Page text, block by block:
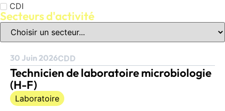
CDI
Secteurs d'activité
30 Juin 2026CDD
Technicien de laboratoire microbiologie
(H-F)
Laboratoire